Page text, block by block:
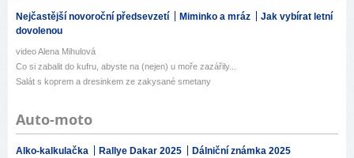
Nejčastější novoroční předsevzetí Miminko a mráz
Jak vybírat letní
dovolenou
video Alena Mihulová
Co si zabalit do kufru, abyste na (nejen) u moře zazářily...
Salát s koprem a dresinkem ze zakysané smetany
Auto-moto
Alko-kalkulačka Rallye Dakar 2025 Dálniční známka 2025